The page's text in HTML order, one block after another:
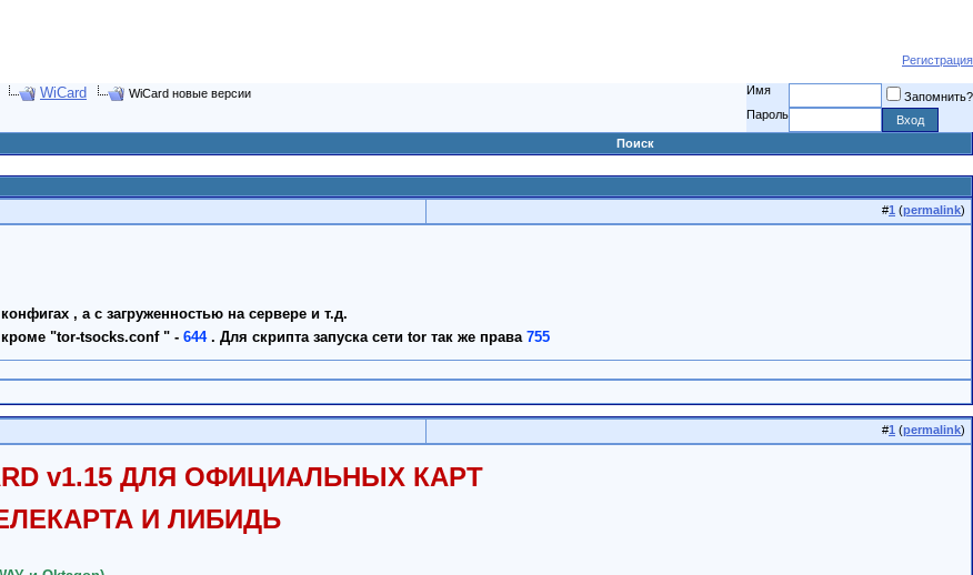
Регистрация
WiCard WiCard новые версии Имя
Запомнить?
Пароль
Поиск
#1 (permalink)
, а с загруженностью на серверe и т.д.
"tor-tsocks.conf " - 644. Для скрипта запуска сети tor так же права 755
#1 (permalink)
v1.15 ДЛЯ ОФИЦИАЛЬНЫХ КАРТ
И ЛИБИДЬ